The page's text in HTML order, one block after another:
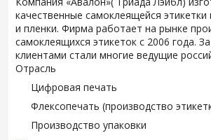
качественные самоклеящейся этикетки
и пленки. Фирма работает на рынке
самоклеящихся этикеток с 2006 года.
клиентами стали многие ведущие
Отрасль
Цифровая печать
Флексопечать (производство
Производство упаковки